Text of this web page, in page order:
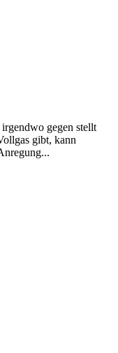
gegen stellt
gibt, kann